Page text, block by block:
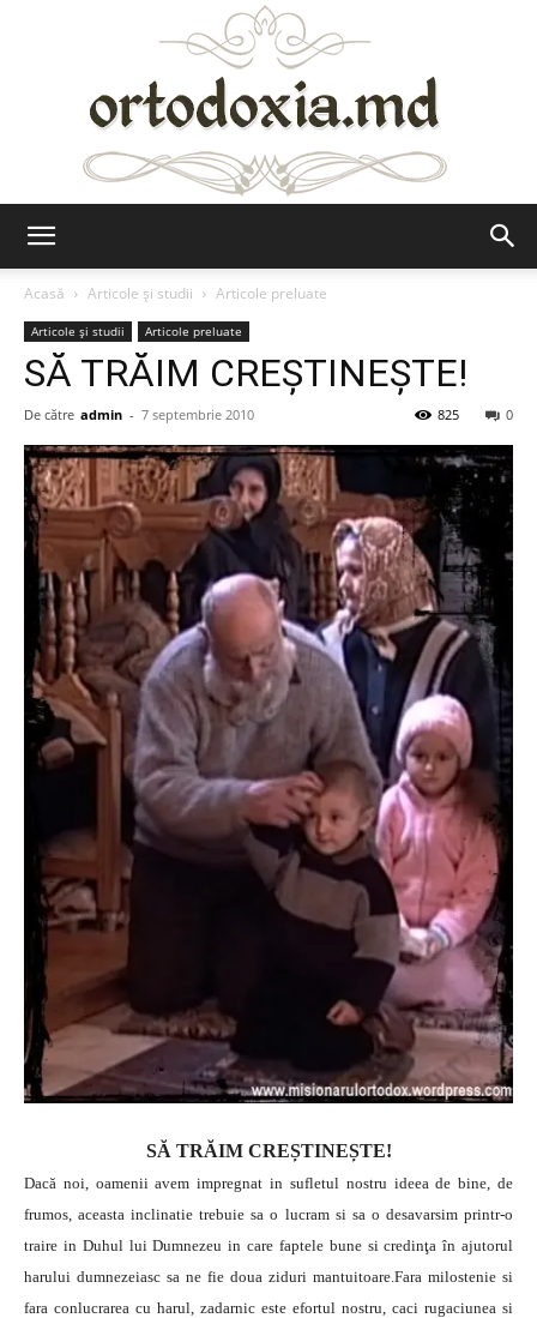
Acasă
Articole şi studii Articole preluate
Articole şi studii Articole preluate
SĂ TRĂIM CREȘTINEȘTE!
De către admin - 7 septembrie 2010 0
825
SĂ TRĂIM CREȘTINEȘTE!
Dacă noi, oamenii avem impregnat in sufletul nostru ideea de bine, de
frumos, aceasta inclinatie trebuie sa o lucram si sa o desavarsim printr-o
traire in Duhul lui Dumnezeu in care faptele bune si credinţa în ajutorul
harului dumnezeiasc sa ne fie doua ziduri mantuitoare.Fara milostenie si
fara conlucrarea cu harul, zadarnic este efortul nostru, caci rugaciunea si